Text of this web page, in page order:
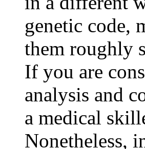
genetic code,
them roughly
If you are
analysis and
a medical
Nonetheless,